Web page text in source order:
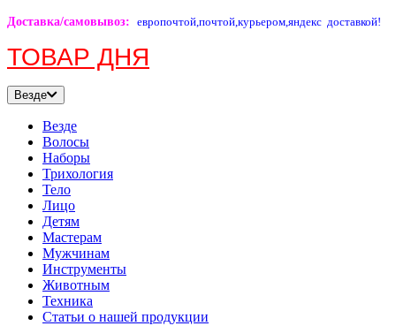
Доставка/самовывоз: европочтой,почтой,курьером,яндекс доставкой!
ТОВАР ДНЯ
Везде
Везде
Волосы
Наборы
Трихология
Тело
Лицо
Детям
Мастерам
Мужчинам
Инструменты
Животным
Техника
Статьи о нашей продукции